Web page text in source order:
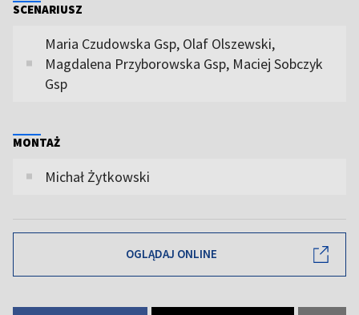
SCENARIUSZ
Maria Czudowska Gsp, Olaf Olszewski,
Magdalena Przyborowska Gsp, Maciej Sobczyk
Gsp
MONTAŻ
Michał Żytkowski
OGLĄDAJ ONLINE